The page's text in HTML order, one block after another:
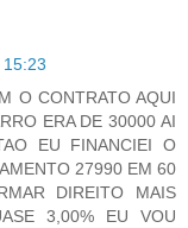
O CONTRATO AQUI
ERA DE 30000 AI
EU FINANCIEI O
27990 EM 60
DIREITO MAIS
3,00% EU VOU